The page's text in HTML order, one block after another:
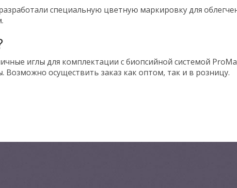
специальную цветную маркировку для
иглы для комплектации с биопсийной системой
осуществить заказ как оптом, так и в розницу.